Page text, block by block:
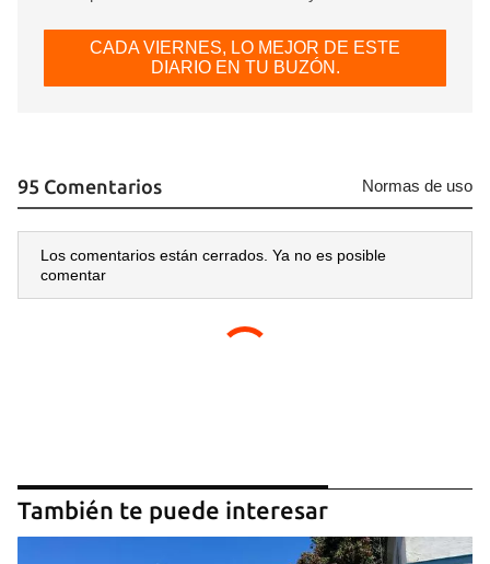
CADA VIERNES, LO MEJOR DE ESTE
DIARIO EN TU BUZÓN.
95 Comentarios Normas de uso
Los comentarios están cerrados. Ya no es posible
comentar
También te puede interesar